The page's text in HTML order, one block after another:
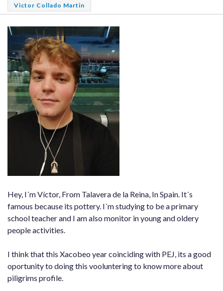
Victor Collado Martin
Hey, I´m Víctor, From Talavera de la Reina, In Spain. It´s
famous because its pottery. I´m studying to be a primary
school teacher and I am also monitor in young and oldery
people activities.
I think that this Xacobeo year coinciding with PEJ, its a good
oportunity to doing this vooluntering to know more about
piligrims profile.